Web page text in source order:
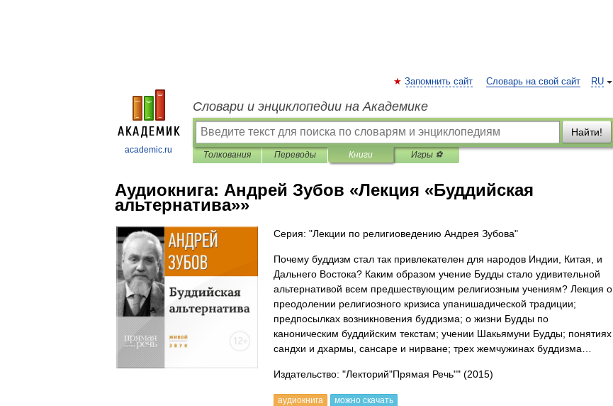
academic.ru
RU
Запомнить сайт Словарь на свой сайт
Словари и энциклопедии на Академике
Найти!
Толкования Переводы Книги Игры ⚽
Аудиокнига: Андрей Зубов «Лекция «Буддийская
альтернатива»»
Серия: "Лекции по религиоведению Андрея Зубова"
Почему буддизм стал так привлекателен для народов Индии, Китая, и
Дальнего Востока? Каким образом учение Будды стало удивительной
альтернативой всем предшествующим религиозным учениям? Лекция о
преодолении религиозного кризиса упанишадической традиции;
предпосылках возникновения буддизма; о жизни Будды по
каноническим буддийским текстам; учении Шакьямуни Будды; понятиях
сандхи и дхармы, сансаре и нирване; трех жемчужинах буддизма…
Издательство: "Лекторий"Прямая Речь"" (2015)
аудиокнига можно скачать